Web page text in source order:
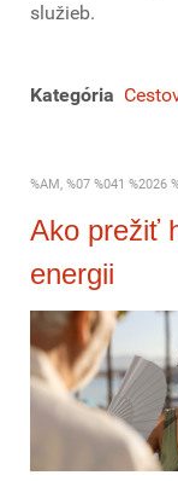
služieb.
Kategória
%AM, %07 %041 %2026
Ako prežiť
energii